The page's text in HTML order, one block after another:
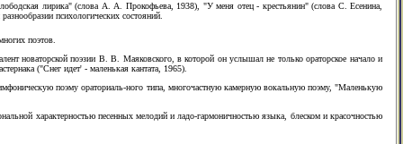
лирика" (слова А. А. Прокофьева, 1938), "У меня отец - крестьянин" (слова С. Есенина,
психологических состояний.
поэтов.
новаторской поэзии В. В. Маяковского, в которой он услышал не только ораторское начало и
("Снег идет' - маленькая кантата, 1965).
поэму ораториаль-ного типа, многочастную камерную вокальную поэму, "Маленькую
характерностью песенных мелодий и ладо-гармоничностью языка, блеском и красочностью